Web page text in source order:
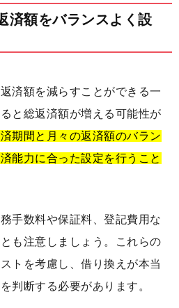
済額をバランスよく設
済額を減らすことができる一
と総返済額が増える可能性が
期間と月々の返済額のバラン
能力に合った設定を行うこと
手数料や保証料、登記費用な
も注意しましょう。これらの
トを考慮し、借り換えが本当
判断する必要があります。